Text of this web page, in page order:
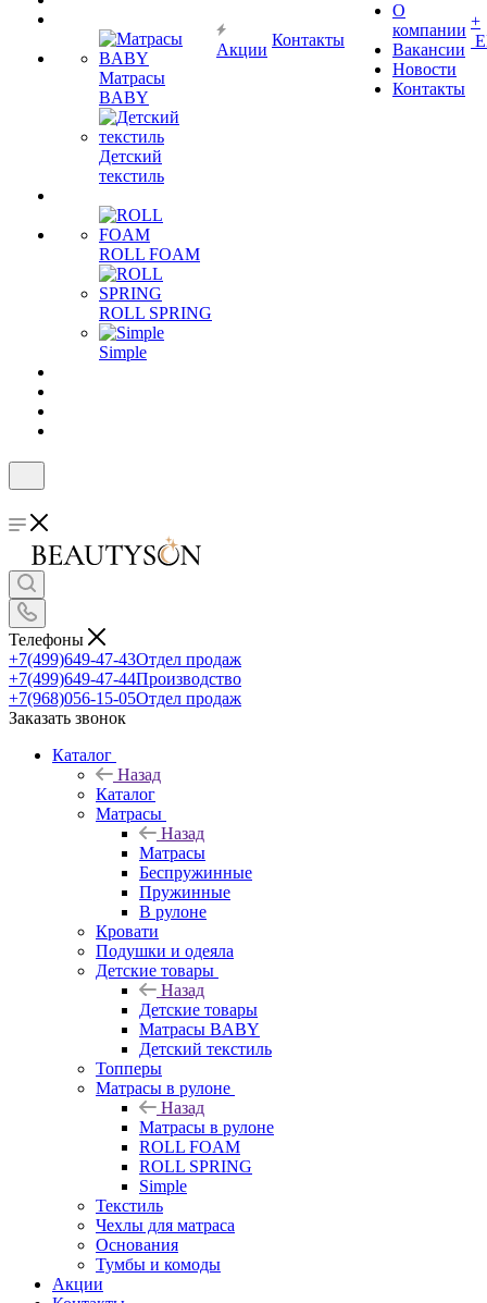
Матрасы
BABY
Детский
текстиль
ROLL FOAM
ROLL SPRING
Simple
Акции
Контакты
О
компании
Вакансии
Новости
Контакты
+
Телефоны
+7(499)649-47-43Отдел продаж
+7(499)649-47-44Производство
+7(968)056-15-05Отдел продаж
Заказать звонок
Каталог
Назад
Каталог
Матрасы
Назад
Матрасы
Беспружинные
Пружинные
В рулоне
Кровати
Подушки и одеяла
Детские товары
Назад
Детские товары
Матрасы BABY
Детский текстиль
Топперы
Матрасы в рулоне
Назад
Матрасы в рулоне
ROLL FOAM
ROLL SPRING
Simple
Текстиль
Чехлы для матраса
Основания
Тумбы и комоды
Акции